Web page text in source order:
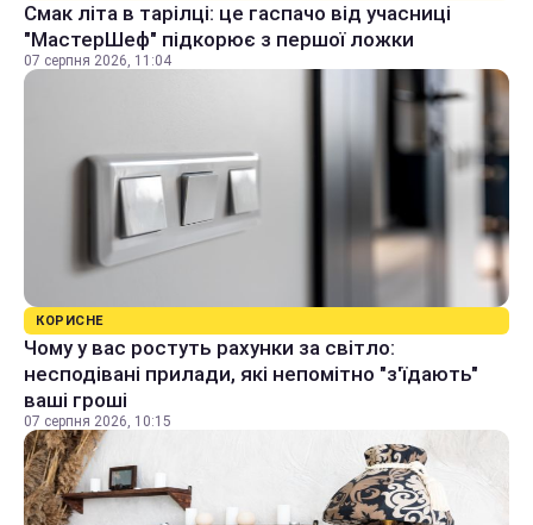
Смак літа в тарілці: це гаспачо від учасниці
"МастерШеф" підкорює з першої ложки
07 серпня 2026, 11:04
КОРИСНЕ
Чому у вас ростуть рахунки за світло:
несподівані прилади, які непомітно "з'їдають"
ваші гроші
07 серпня 2026, 10:15